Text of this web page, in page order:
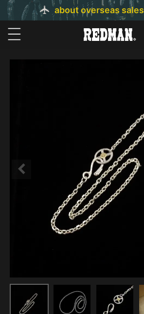
about overseas sales